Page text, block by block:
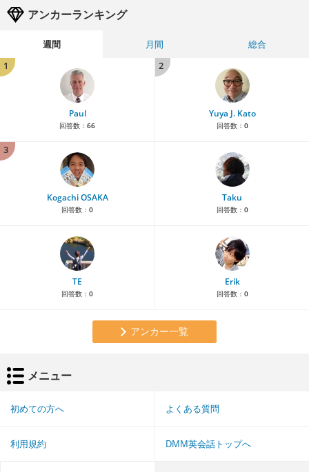
アンカーランキング
週間 月間
総合
1
Paul
回答数： 66
2
Yuya J. Kato
回答数： 0
3
Kogachi OSAKA
回答数： 0
Taku
回答数： 0
TE
回答数： 0
Erik
回答数： 0
アンカー一覧
メニュー
初めての方へ よくある質問
利用規約 DMM英会話トップへ